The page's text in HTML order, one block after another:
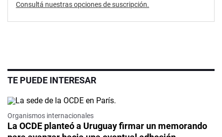
Consultá nuestras opciones de suscripción.
TE PUEDE INTERESAR
Organismos internacionales
La OCDE planteó a Uruguay firmar un memorando